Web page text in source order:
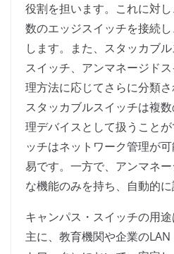
役割を担います。これに対
数のエッジスイッチを接続
します。また、スタッカブ
スイッチ、アンマネージド
理方法に応じてさらに分類さ
スタッカブルスイッチは複
理デバイスとして扱うこと
ッチはネットワーク管理が
易です。一方で、アンマネ
な機能のみを持ち、自動的に
キャンパス・スイッチの用途
主に、教育機関や企業の